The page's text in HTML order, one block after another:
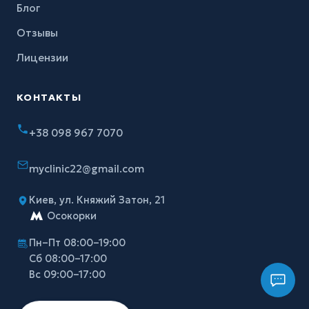
Блог
Отзывы
Лицензии
КОНТАКТЫ
+38 098 967 7070
myclinic22@gmail.com
Киев, ул. Княжий Затон, 21
Осокорки
Пн–Пт 08:00–19:00
Сб 08:00–17:00
Вс 09:00–17:00